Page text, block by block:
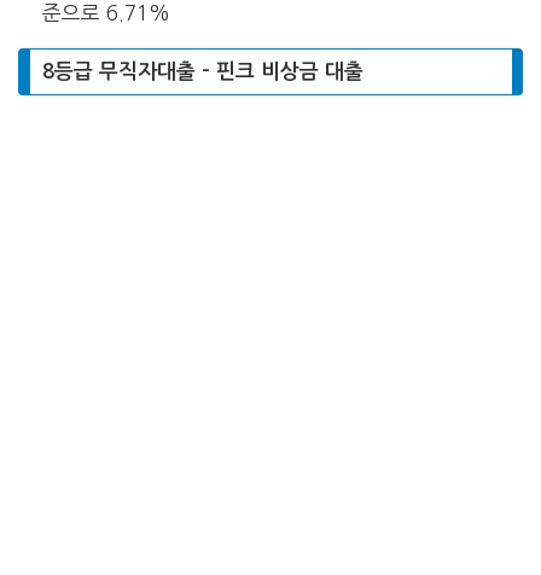
준으로 6.71%
8등급 무직자대출 – 핀크 비상금 대출